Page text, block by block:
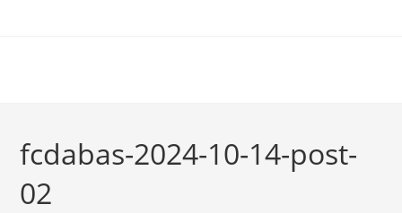
fcdabas-2024-10-14-post-
02